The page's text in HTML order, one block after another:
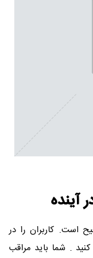
آینده
است. کاربران را در
. شما باید مراقب